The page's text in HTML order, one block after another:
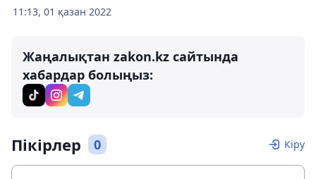
11:13, 01 қазан 2022
Жаңалықтан zakon.kz сайтында
хабардар болыңыз:
Пікірлер 0 Кіру